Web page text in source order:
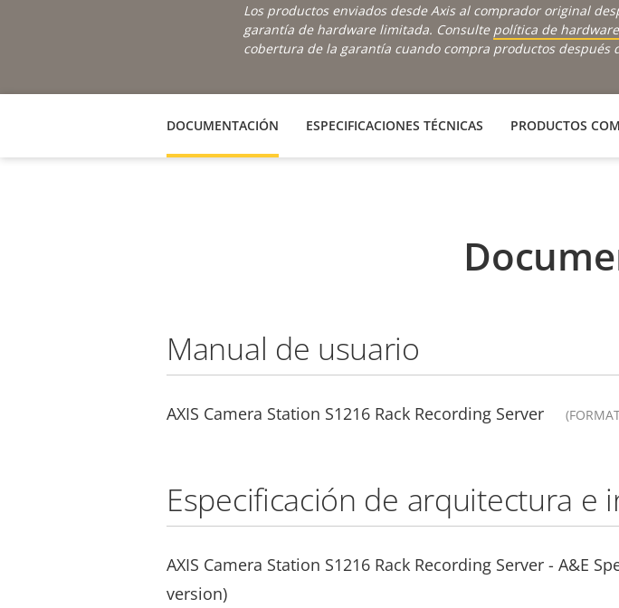
Los productos enviados desde Axis al comprador original
garantía de hardware limitada. Consulte política de
cobertura de la garantía cuando compra productos después
DOCUMENTACIÓN ESPECIFICACIONES TÉCNICAS PRODUCTOS
Manual de usuario
AXIS Camera Station S1216 Rack Recording Server
Especificación de arquitectura e
AXIS Camera Station S1216 Rack Recording Server - A&E
version)